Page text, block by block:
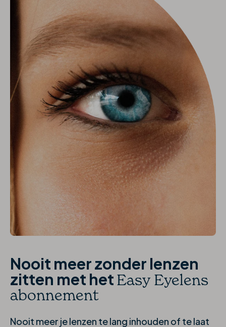
Nooit meer zonder lenzen
zitten met hetEasy Eyelens
abonnement
Nooit meer je lenzen te lang inhouden of te laat